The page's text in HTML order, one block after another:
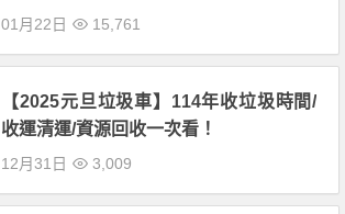
01月22日 15,761
【2025元旦垃圾車】114年收垃圾時間/
收運清運/資源回收一次看！
12月31日 3,009